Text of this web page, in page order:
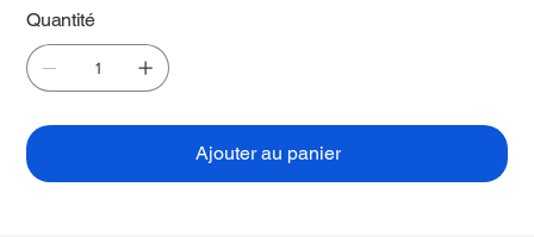
Quantité
Ajouter au panier